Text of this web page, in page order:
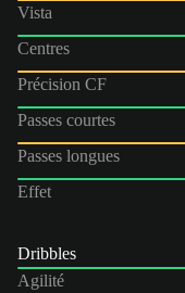
Vista
Centres
Précision CF
Passes courtes
Passes longues
Effet
Dribbles
Agilité